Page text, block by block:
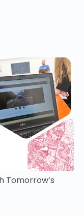
Tomorrow’s